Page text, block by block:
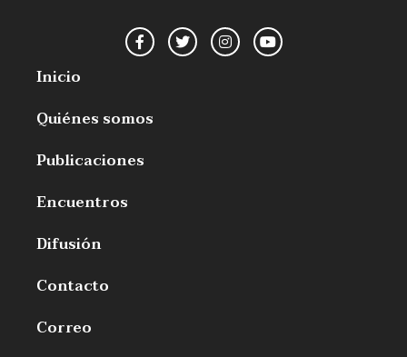
Inicio
Quiénes somos
Publicaciones
Encuentros
Difusión
Contacto
Correo